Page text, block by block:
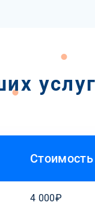
услуг
Стоимость
4 000₽